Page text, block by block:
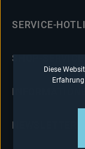
SERVICE-
SHOP-SERVICE
Diese